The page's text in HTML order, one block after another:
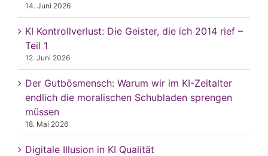
14. Juni 2026
KI Kontrollverlust: Die Geister, die ich 2014 rief –
Teil 1
12. Juni 2026
Der Gutbösmensch: Warum wir im KI-Zeitalter
endlich die moralischen Schubladen sprengen
müssen
18. Mai 2026
Digitale Illusion in KI Qualität